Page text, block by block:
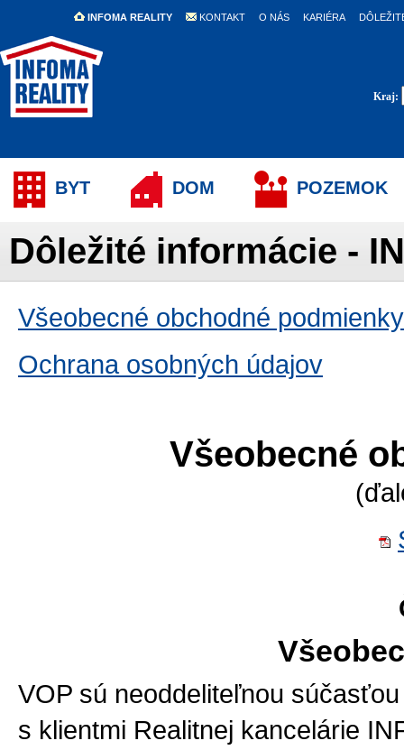
INFOMA REALITY KONTAKT O NÁS KARIÉRA
Kraj:
BYT DOM POZEMOK
Dôležité informácie -
Všeobecné obchodné podmienky
Ochrana osobných údajov
Všeobecné
VOP sú neoddeliteľnou
s klientmi Realitnej kancelárie